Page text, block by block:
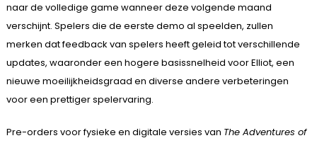
naar de volledige game wanneer deze volgende maand
verschijnt. Spelers die de eerste demo al speelden, zullen
merken dat feedback van spelers heeft geleid tot verschillende
updates, waaronder een hogere basissnelheid voor Elliot, een
nieuwe moeilijkheidsgraad en diverse andere verbeteringen
voor een prettiger spelervaring.
Pre-orders voor fysieke en digitale versies van The Adventures of